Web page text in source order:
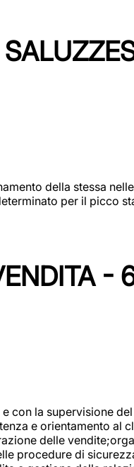
della stessa
per il picco
-
con la supervisione
e orientamento al
delle
procedure di